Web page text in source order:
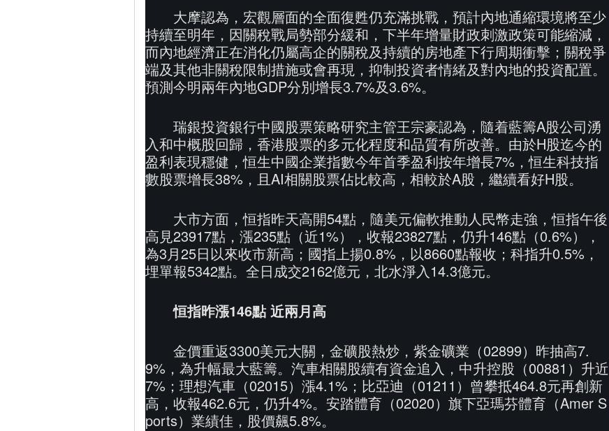
大摩認為，宏觀層面的全面復甦仍充滿挑戰，預計內地通縮環境將至少
持續至明年，因關稅戰局勢部分緩和，下半年增量財政刺激政策可能縮減，
而內地經濟正在消化仍屬高企的關稅及持續的房地產下行周期衝擊；關稅爭
端及其他非關稅限制措施或會再現，抑制投資者情緒及對內地的投資配置。
預測今明兩年內地GDP分別增長3.7%及3.6%。
瑞銀投資銀行中國股票策略研究主管王宗豪認為，隨着藍籌A股公司湧
入和中概股回歸，香港股票的多元化程度和品質有所改善。由於H股迄今的
盈利表現穩健，恒生中國企業指數今年首季盈利按年增長7%，恒生科技指
數股票增長38%，且AI相關股票佔比較高，相較於A股，繼續看好H股。
大市方面，恒指昨天高開54點，隨美元偏軟推動人民幣走強，恒指午後
高見23917點，漲235點（近1%），收報23827點，仍升146點（0.6%），
為3月25日以來收市新高；國指上揚0.8%，以8660點報收；科指升0.5%，
埋單報5342點。全日成交2162億元，北水淨入14.3億元。
恒指昨漲146點 近兩月高
金價重返3300美元大關，金礦股熱炒，紫金礦業（02899）昨抽高7.
9%，為升幅最大藍籌。汽車相關股續有資金追入，中升控股（00881）升近
7%；理想汽車（02015）漲4.1%；比亞迪（01211）曾攀抵464.8元再創新
高，收報462.6元，仍升4%。安踏體育（02020）旗下亞瑪芬體育（Amer S
ports）業績佳，股價飆5.8%。